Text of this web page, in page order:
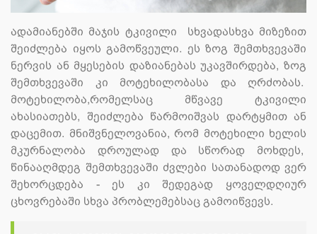
ადამიანებში მაჯის ტკივილი სხვადასხვა მიზეზით
შეიძლება იყოს გამოწვეული. ეს ზოგ შემთხვევაში
ნერვის ან მყესების დაზიანებას უკავშირდება, ზოგ
შემთხვევაში კი მოტეხილობასა და ღრძობას.
მოტეხილობა,რომელსაც მწვავე ტკივილი
ახასიათებს, შეიძლება წარმოიშვას დარტყმით ან
დაცემით. მნიშვნელოვანია, რომ მოტეხილი ხელის
მკურნალობა დროულად და სწორად მოხდეს,
წინააღმდეგ შემთხვევაში ძვლები სათანადოდ ვერ
შეხორცდება - ეს კი შედეგად ყოველდღიურ
ცხოვრებაში სხვა პრობლემებსაც გამოიწვევს.